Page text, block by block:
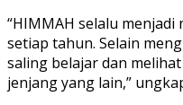
“HIMMAH selalu
setiap tahun. Selain
saling belajar dan
jenjang yang lain,”